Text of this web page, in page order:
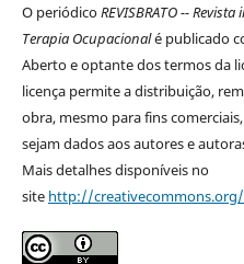
O periódicoREVISBRATO --
Terapia Ocupacionalé publicado
Aberto e optante dos termos da
licença permite a distribuição,
obra, mesmo para fins
sejam dados aos autores e
Mais detalhes disponíveis no
site http://